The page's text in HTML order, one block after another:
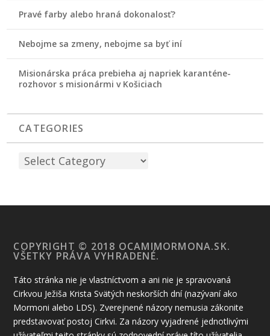
Pravé farby alebo hraná dokonalosť?
Nebojme sa zmeny, nebojme sa byť iní
Misionárska práca prebieha aj napriek karanténe-
rozhovor s misionármi v Košiciach
CATEGORIES
COPYRIGHT © 2018 OCAMIMORMONA.SK.
VŠETKY PRÁVA VYHRADENÉ.
Táto stránka nie je vlastníctvom a ani nie je spravovaná
Cirkvou Ježiša Krista Svätých neskorších dní (nazývaní ako
Mormoni alebo LDS). Zverejnené názory nemusia zákonite
predstavovať postoj Cirkvi. Za názory vyjadrené jednotlivými